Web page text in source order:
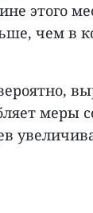
этого
чем в
меры